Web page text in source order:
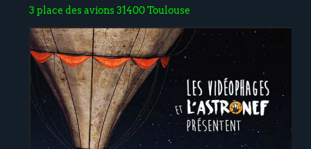
3 place des avions 31400 Toulouse